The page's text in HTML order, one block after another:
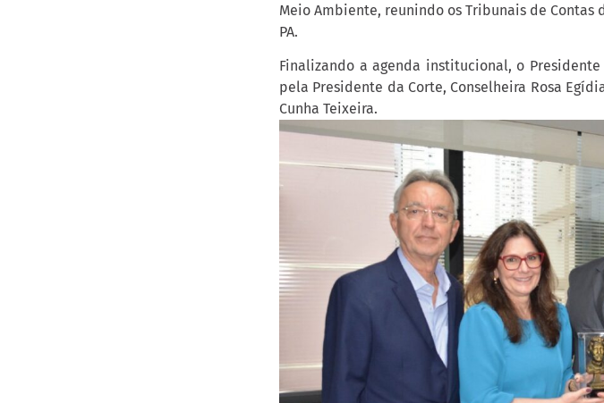
Meio Ambiente, reunindo os Tribunais de Contas
PA.
Finalizando a agenda institucional, o
pela Presidente da Corte, Conselheira Rosa
Cunha Teixeira.